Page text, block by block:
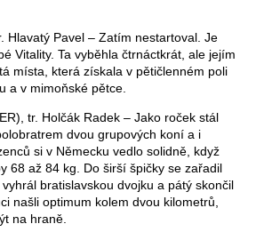
Hlavatý Pavel – Zatím nestartoval. Je
Vitality. Ta vyběhla čtrnáctkrát, ale jejím
místa, která získala v pětičlenném poli
a v mimoňské pětce.
tr. Holčák Radek – Jako roček stál
dvou grupových koní a i
si v Německu vedlo solidně, když
68 až 84 kg. Do širší špičky se zařadil
bratislavskou dvojku a pátý skončil
našli optimum kolem dvou kilometrů,
na hraně.